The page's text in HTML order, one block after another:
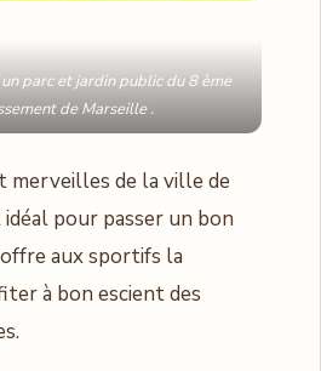
parc et jardin public du 8 ème
de Marseille .
merveilles de la ville de
pour passer un bon
aux sportifs la
à bon escient des